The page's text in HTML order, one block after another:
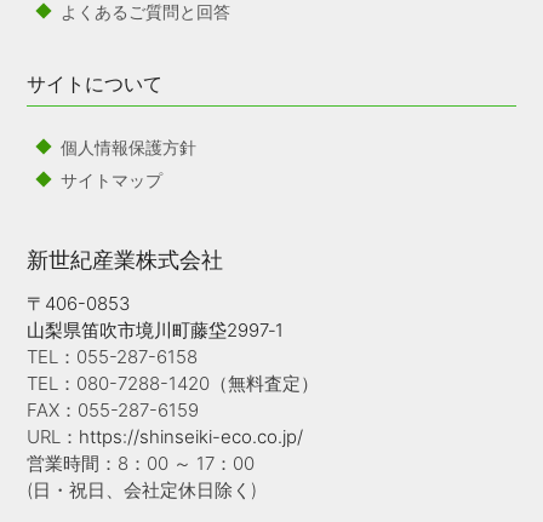
よくあるご質問と回答
サイトについて
個人情報保護方針
サイトマップ
新世紀産業株式会社
〒406-0853
山梨県笛吹市境川町藤垈2997‐1
TEL：055-287-6158
TEL：080-7288-1420（無料査定）
FAX：055-287-6159
URL： https://shinseiki-eco.co.jp/
営業時間：8：00 ～ 17：00
(日・祝日、会社定休日除く)